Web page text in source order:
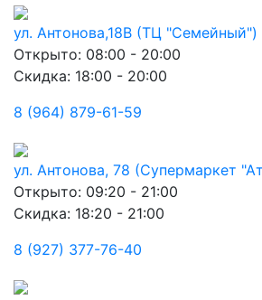
ул. Антонова,18В (ТЦ "Семейный")
Открыто: 08:00 - 20:00
Скидка: 18:00 - 20:00
8 (964) 879-61-59
ул. Антонова, 78 (Супермаркет
Открыто: 09:20 - 21:00
Скидка: 18:20 - 21:00
8 (927) 377-76-40